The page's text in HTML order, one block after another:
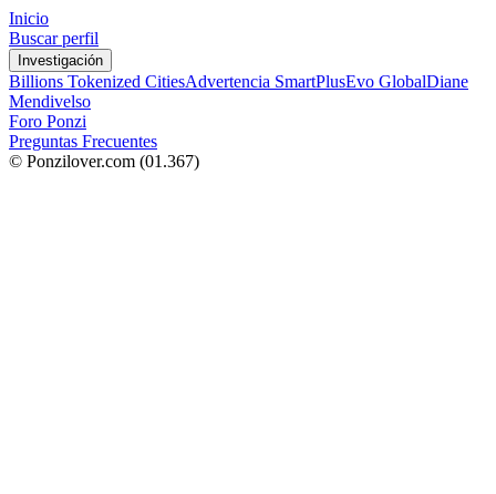
Inicio
Buscar perfil
Investigación
Billions Tokenized CitiesAdvertencia SmartPlusEvo GlobalDiane
Mendivelso
Foro Ponzi
Preguntas Frecuentes
© Ponzilover.com (01.367)